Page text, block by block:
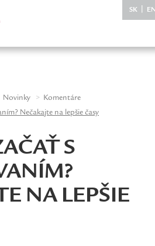
SK
Novinky
Komentáre
Nečakajte na lepšie časy
S
NA LEPŠIE